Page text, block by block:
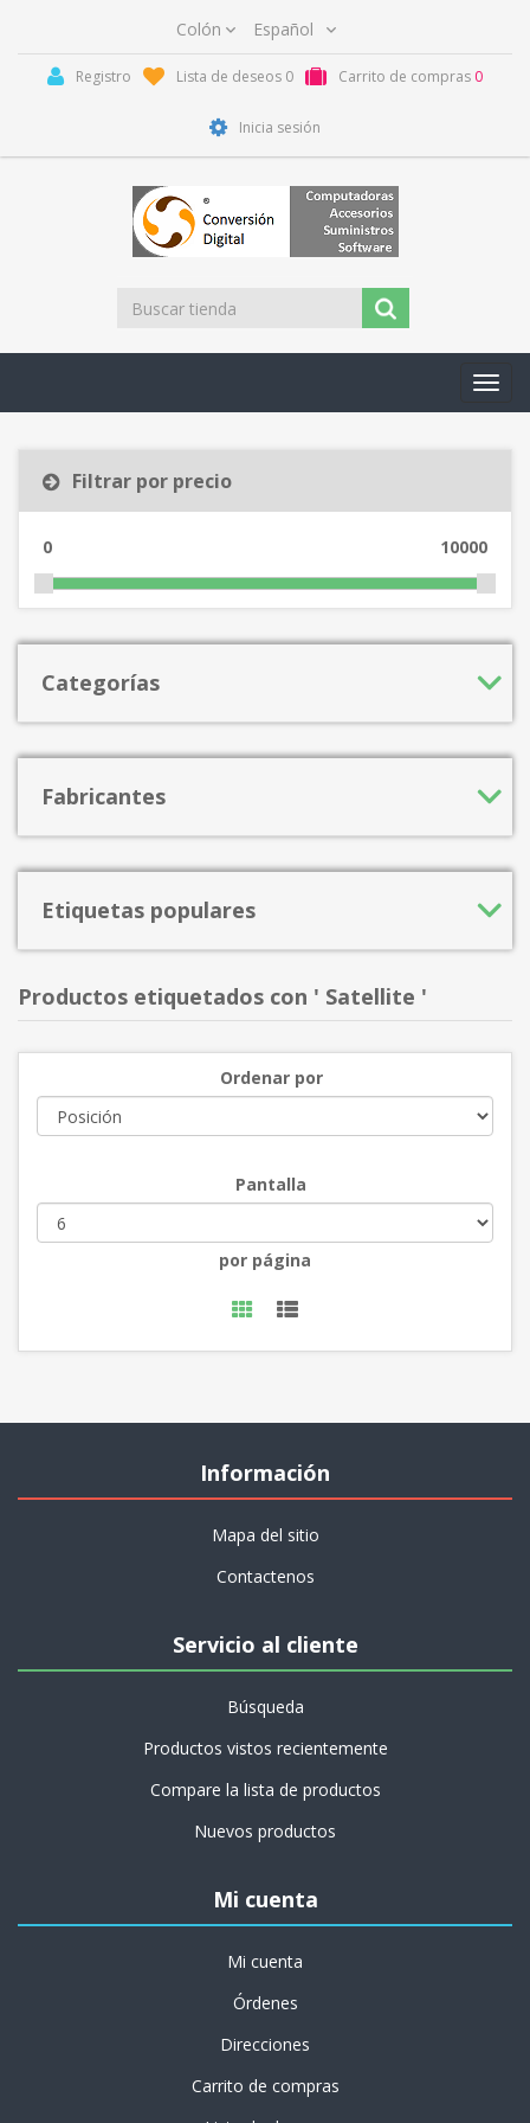
Registro Lista de deseos 0 Carrito de compras 0
Inicia sesión
Filtrar por precio
0 10000
Categorías
Fabricantes
Etiquetas populares
Productos etiquetados con ' Satellite '
Ordenar por
Pantalla
por página
Información
Mapa del sitio
Contactenos
Servicio al cliente
Búsqueda
Productos vistos recientemente
Compare la lista de productos
Nuevos productos
Mi cuenta
Mi cuenta
Órdenes
Direcciones
Carrito de compras